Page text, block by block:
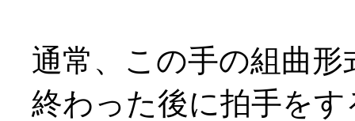
通常、この手の組曲
終わった後に拍手を